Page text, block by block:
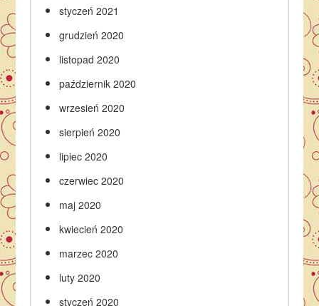
styczeń 2021
grudzień 2020
listopad 2020
październik 2020
wrzesień 2020
sierpień 2020
lipiec 2020
czerwiec 2020
maj 2020
kwiecień 2020
marzec 2020
luty 2020
styczeń 2020